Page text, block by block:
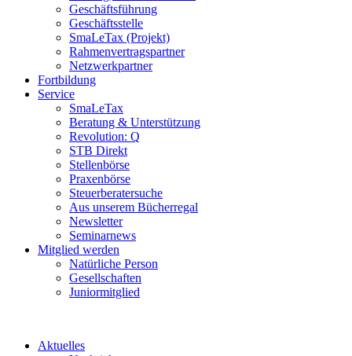
Geschäftsführung
Geschäftsstelle
SmaLeTax (Projekt)
Rahmenvertragspartner
Netzwerkpartner
Fortbildung
Service
SmaLeTax
Beratung & Unterstützung
Revolution: Q
STB Direkt
Stellenbörse
Praxenbörse
Steuerberatersuche
Aus unserem Bücherregal
Newsletter
Seminarnews
Mitglied werden
Natürliche Person
Gesellschaften
Juniormitglied
Aktuelles